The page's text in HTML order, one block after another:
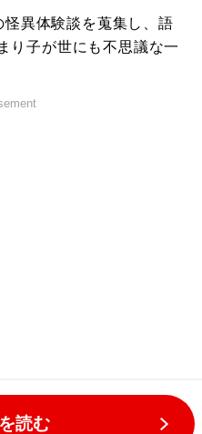
異体験談を蒐集し、語
り子が世にも不思議な一
読む